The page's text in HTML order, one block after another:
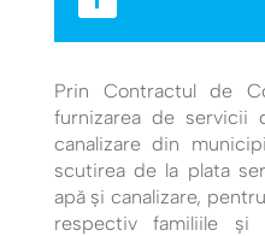
Prin Contractul de
furnizarea de servicii
canalizare din
scutirea de la plata
apă şi canalizare,
respectiv familiile şi